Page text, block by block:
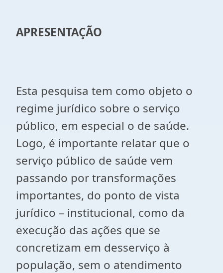
APRESENTAÇÃO
Esta pesquisa tem como objeto o
regime jurídico sobre o serviço
público, em especial o de saúde.
Logo, é importante relatar que o
serviço público de saúde vem
passando por transformações
importantes, do ponto de vista
jurídico – institucional, como da
execução das ações que se
concretizam em desserviço à
população, sem o atendimento